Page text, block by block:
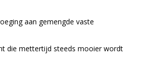
aan gemengde vaste
die mettertijd steeds mooier wordt